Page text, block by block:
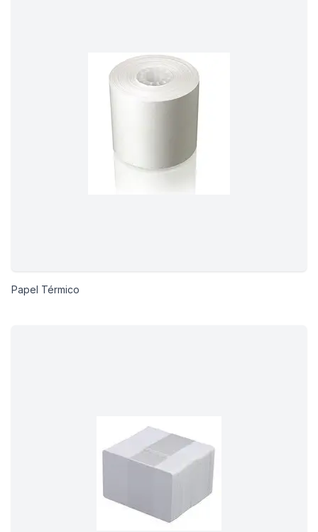
Papel Térmico